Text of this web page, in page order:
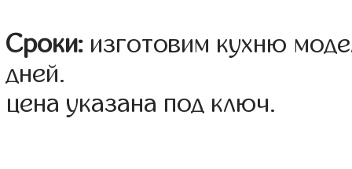
Сроки: изготовим кухню
дней.
цена указана под ключ.